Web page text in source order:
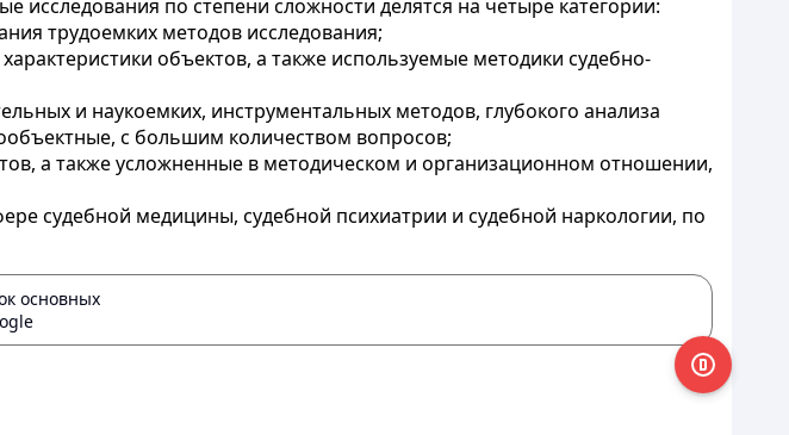
исследования по степени сложности делятся на четыре категории:
трудоемких методов исследования;
объектов, а также используемые методики судебно-
и наукоемких, инструментальных методов, глубокого анализа
с большим количеством вопросов;
а также усложненные в методическом и организационном отношении,
судебной медицины, судебной психиатрии и судебной наркологии, по
основных